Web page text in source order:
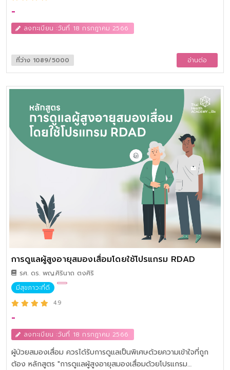
-
ลงทะเบียน :วันที่ 18 กรกฎาคม 2566
ที่ว่าง 1089/5000 อ่านต่อ
การดูแลผู้สูงอายุสมองเสื่อมโดยใช้โปรแกรม RDAD
รศ. ดร. พญ.ศิรินาถ ตงศิริ
มีสุขภาวะที่ดี
4.9
-
ลงทะเบียน :วันที่ 18 กรกฎาคม 2566
ผู้ป่วยสมองเสื่อม ควรได้รับการดูแลเป็นพิเศษด้วยความเข้าใจที่ถูก
ต้อง หลักสูตร "การดูแลผู้สูงอายุสมองเสื่อมด้วยโปรแกรม